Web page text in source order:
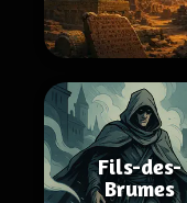
Fils-des-
Brumes